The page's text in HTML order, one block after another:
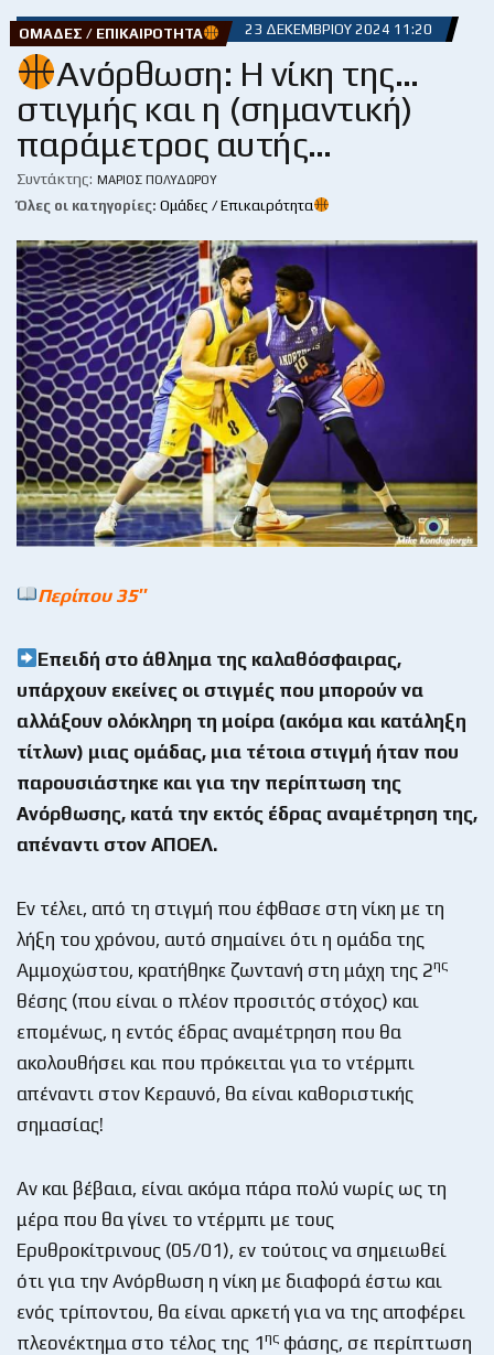
ΟΜΆΔΕΣ / ΕΠΙΚΑΙΡΌΤΗΤΑ 23 ΔΕΚΕΜΒΡΊΟΥ 2024 11:20
Ανόρθωση: Η νίκη της…
στιγμής και η (σημαντική)
παράμετρος αυτής…
Συντάκτης: ΜΆΡΙΟΣ ΠΟΛΥΔΏΡΟΥ
Όλες οι κατηγορίες: Ομάδες / Επικαιρότητα
Περίπου 35″
Επειδή στο άθλημα της καλαθόσφαιρας,
υπάρχουν εκείνες οι στιγμές που μπορούν να
αλλάξουν ολόκληρη τη μοίρα (ακόμα και κατάληξη
τίτλων) μιας ομάδας, μια τέτοια στιγμή ήταν που
παρουσιάστηκε και για την περίπτωση της
Ανόρθωσης, κατά την εκτός έδρας αναμέτρηση της,
απέναντι στον ΑΠΟΕΛ.
Εν τέλει, από τη στιγμή που έφθασε στη νίκη με τη
λήξη του χρόνου, αυτό σημαίνει ότι η ομάδα της
Αμμοχώστου, κρατήθηκε ζωντανή στη μάχη της 2ης
θέσης (που είναι ο πλέον προσιτός στόχος) και
επομένως, η εντός έδρας αναμέτρηση που θα
ακολουθήσει και που πρόκειται για το ντέρμπι
απέναντι στον Κεραυνό, θα είναι καθοριστικής
σημασίας!
Αν και βέβαια, είναι ακόμα πάρα πολύ νωρίς ως τη
μέρα που θα γίνει το ντέρμπι με τους
Ερυθροκίτρινους (05/01), εν τούτοις να σημειωθεί
ότι για την Ανόρθωση η νίκη με διαφορά έστω και
ενός τρίποντου, θα είναι αρκετή για να της αποφέρει
πλεονέκτημα στο τέλος της 1ης φάσης, σε περίπτωση